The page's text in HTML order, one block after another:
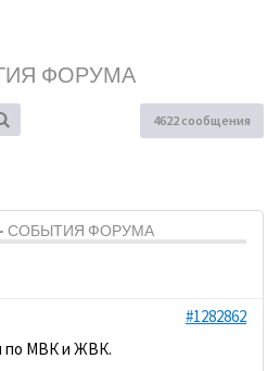
ФОРУМА
4622 сообщения
- СОБЫТИЯ ФОРУМА
#1282862
по МВК и ЖВК.